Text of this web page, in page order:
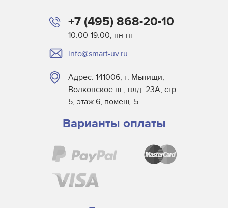
Mimaki
MTL Print
Mutoh
Oce
Printing Imaging Tech.
SkyJet
Spuhl Virtu
+7 (495) 868-20-10
10.00-19.00, пн-пт
info@smart-uv.ru
Адрес: 141006, г. Мытищи,
Волковское ш., влд. 23А, стр.
5, этаж 6, помещ. 5
Варианты оплаты